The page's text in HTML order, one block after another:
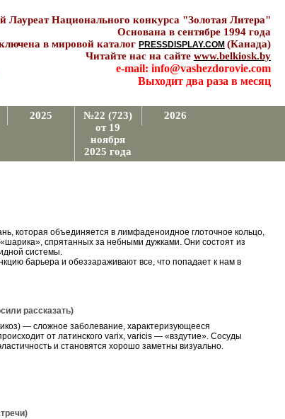
Лауреат Национального конкурса "Золотая Литера"
Основана в сентябре 1994 года
в мировой каталог PRESSDISPLAY.COM (Канада)
Читайте нас на сайте www.belkiosk.by
e-mail: info@vashezdorovie.com
Выходит два раза в месяц
2025
№22 (723)
от 19
ноября
2025 года
2026
которая объединяется в лимфаденоидное глоточное кольцо,
спрятанных за небными дужками. Они состоят из
системы.
барьера и обеззараживают все, что попадает к нам в
рассказать)
— сложное заболевание, характеризующееся
от латинского varix, varicis — «вздутие». Сосуды
и становятся хорошо заметны визуально.